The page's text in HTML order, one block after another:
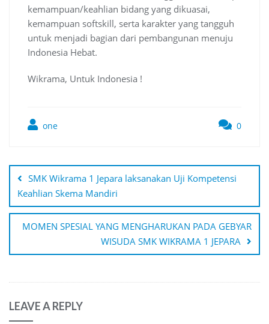
kemampuan/keahlian bidang yang dikuasai,
kemampuan softskill, serta karakter yang tangguh
untuk menjadi bagian dari pembangunan menuju
Indonesia Hebat.
Wikrama, Untuk Indonesia !
one 0
navigation
SMK Wikrama 1 Jepara laksanakan Uji Kompetensi
Keahlian Skema Mandiri
MOMEN SPESIAL YANG MENGHARUKAN PADA GEBYAR
WISUDA SMK WIKRAMA 1 JEPARA
LEAVE A REPLY